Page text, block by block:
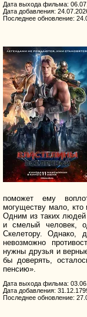
Дата выхода фильма:
Дата добавления:
Последнее обновление:
поможет ему
могуществу мало, кто
Одним из таких
и смелый человек,
Скелетору. Однако,
невозможно
нужны друзья и
бы доверять,
пенсию».
Дата выхода фильма:
Дата добавления:
Последнее обновление: